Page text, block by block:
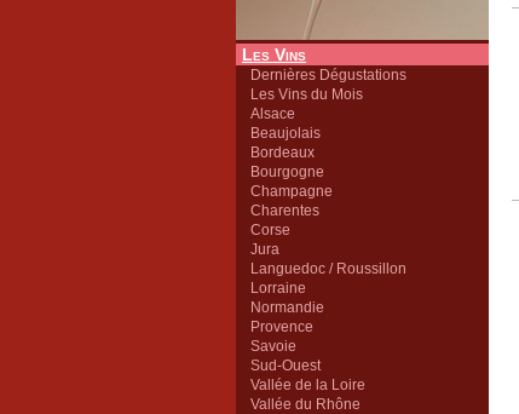
Les Vins
Dernières Dégustations
Les Vins du Mois
Alsace
Beaujolais
Bordeaux
Bourgogne
Champagne
Charentes
Corse
Jura
Languedoc / Roussillon
Lorraine
Normandie
Provence
Savoie
Sud-Ouest
Vallée de la Loire
Vallée du Rhône